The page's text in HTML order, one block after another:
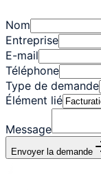
Nom
Entreprise
E-mail
Téléphone
Type de demande
Élément lié
Message
Envoyer la demande